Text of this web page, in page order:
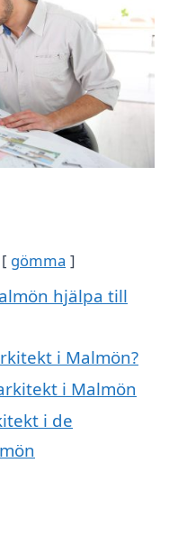
gömma
hjälpa till
i Malmön?
i Malmön
i de